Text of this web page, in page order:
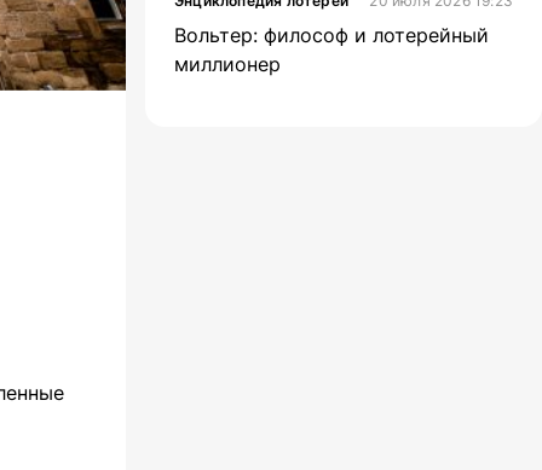
Вольтер: философ и лотерейный
миллионер